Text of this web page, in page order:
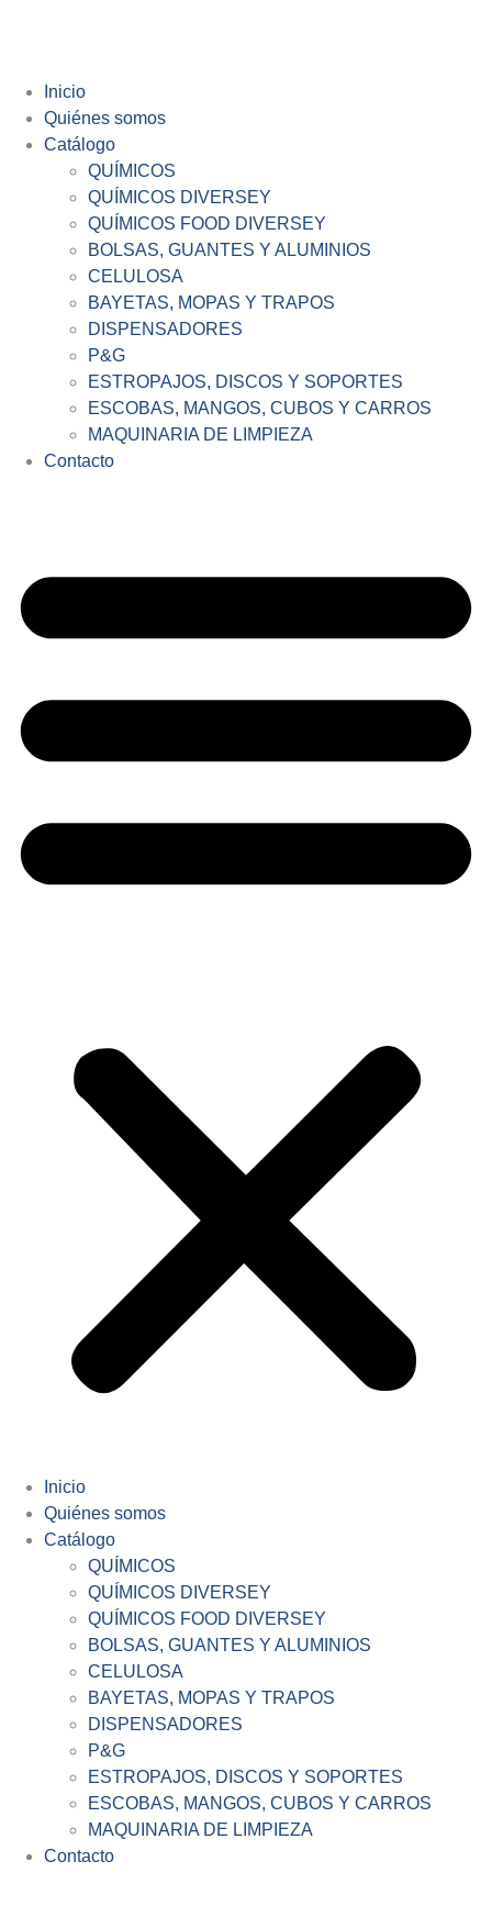
Inicio
Quiénes somos
Catálogo
QUÍMICOS
QUÍMICOS DIVERSEY
QUÍMICOS FOOD DIVERSEY
BOLSAS, GUANTES Y ALUMINIOS
CELULOSA
BAYETAS, MOPAS Y TRAPOS
DISPENSADORES
P&G
ESTROPAJOS, DISCOS Y SOPORTES
ESCOBAS, MANGOS, CUBOS Y CARROS
MAQUINARIA DE LIMPIEZA
Contacto
Inicio
Quiénes somos
Catálogo
QUÍMICOS
QUÍMICOS DIVERSEY
QUÍMICOS FOOD DIVERSEY
BOLSAS, GUANTES Y ALUMINIOS
CELULOSA
BAYETAS, MOPAS Y TRAPOS
DISPENSADORES
P&G
ESTROPAJOS, DISCOS Y SOPORTES
ESCOBAS, MANGOS, CUBOS Y CARROS
MAQUINARIA DE LIMPIEZA
Contacto